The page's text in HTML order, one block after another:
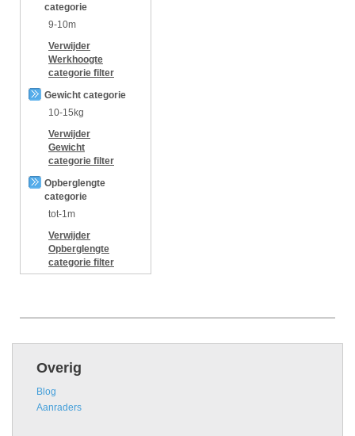
categorie
9-10m
Verwijder
Werkhoogte
categorie filter
Gewicht categorie
10-15kg
Verwijder
Gewicht
categorie filter
Opberglengte
categorie
tot-1m
Verwijder
Opberglengte
categorie filter
Overig
Blog
Aanraders